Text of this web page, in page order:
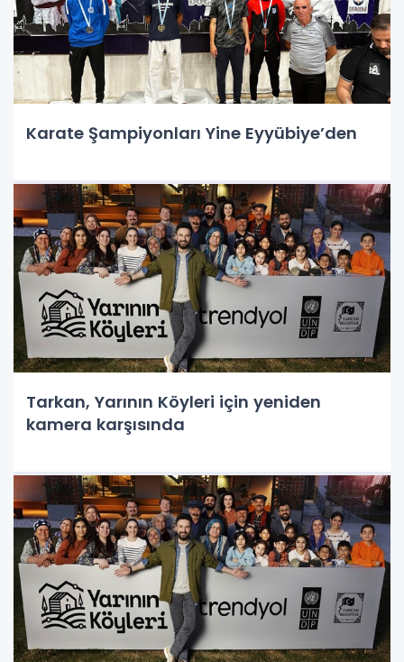
Karate Şampiyonları Yine Eyyübiye’den
Tarkan, Yarının Köyleri için yeniden
kamera karşısında